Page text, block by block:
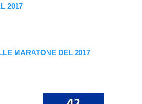
2017
MARATONE DEL 2017